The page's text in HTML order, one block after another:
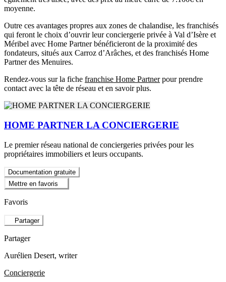
moyenne.
Outre ces avantages propres aux zones de chalandise, les franchisés
qui feront le choix d’ouvrir leur conciergerie privée à Val d’Isère et
Méribel avec Home Partner bénéficieront de la proximité des
fondateurs, situés aux Carroz d’Arâches, et des franchisés Home
Partner des Menuires.
Rendez-vous sur la fiche franchise Home Partnerpour prendre
contact avec la tête de réseau et en savoir plus.
HOME PARTNER LA CONCIERGERIE
Le premier réseau national de conciergeries privées pour les
propriétaires immobiliers et leurs occupants.
Documentation gratuite
Mettre en favoris
Favoris
Partager
Partager
Aurélien Desert, writer
Conciergerie